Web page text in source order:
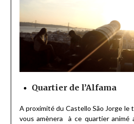
Quartier de l’Alfama
A proximité du Castello São Jorge le
vous amènera à ce quartier animé